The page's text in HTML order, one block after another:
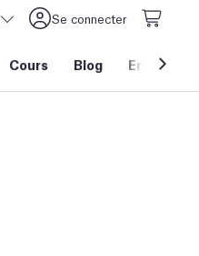
Se connecter
Cours Blog Entreprise